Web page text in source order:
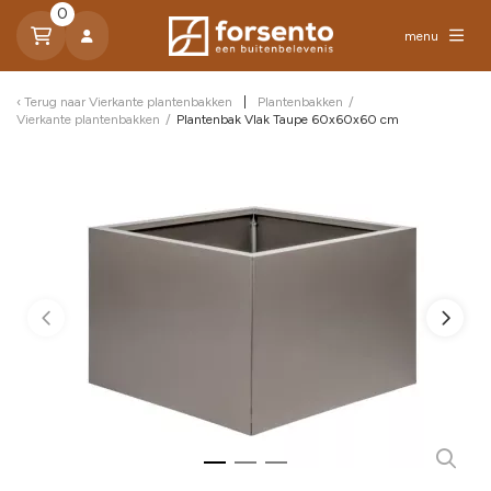
0
menu
Terug naar Vierkante plantenbakken Plantenbakken /
Vierkante plantenbakken / Plantenbak Vlak Taupe 60x60x60 cm